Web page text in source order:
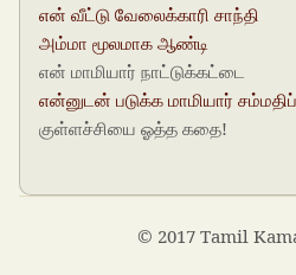
என் வீட்டு வேலைக்காரி சாந்தி
அம்மா மூலமாக ஆண்டி
என் மாமியார் நாட்டுக்கட்டை
என்னுடன் படுக்க மாமியார்
குள்ளச்சியை ஓத்த கதை!
© 2017 Tamil